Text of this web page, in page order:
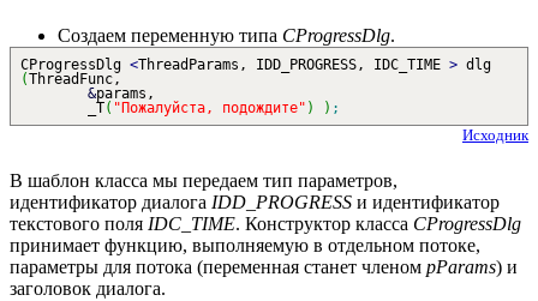
Создаем переменную типа CProgressDlg.
CProgressDlg <ThreadParams, IDD_PROGRESS, IDC_TIME > dlg
(ThreadFunc,
&params,
_T( "Пожалуйста, подождите" ) ) ;
Исходник
В шаблон класса мы передаем тип параметров,
идентификатор диалога IDD_PROGRESS и идентификатор
текстового поля IDC_TIME. Конструктор класса CProgressDlg
принимает функцию, выполняемую в отдельном потоке,
параметры для потока (переменная станет членом pParams) и
заголовок диалога.